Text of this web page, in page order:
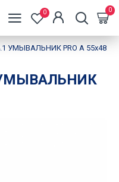
0 0
УМЫВАЛЬНИК PRO A 55x48
УМЫВАЛЬНИК